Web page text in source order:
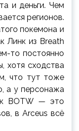
и деньги. Чем
регионов.
покемона и
Линк из Breath
то постоянно
хотя сходства
что тут тоже
а у персонажа
BOTW — это
в Arceus всё